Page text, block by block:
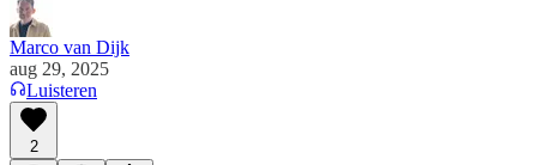
Marco van Dijk
aug 29, 2025
Luisteren
2